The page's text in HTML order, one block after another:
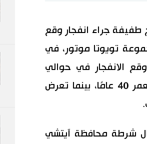
جراء انفجار وقع
تويوتا موتور، في
الانفجار في حوالي
الساعة الثامنة صباحًا، مما أسفر عن وفاة عامل يبلغ من العمر 40 عامًا، بينما تعرض
شرطة محافظة آيتشي